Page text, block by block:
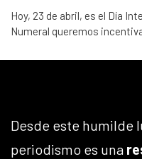
Hoy, 23 de abril, es el Día
Numeral queremos
Desde este humilde
periodismo es una